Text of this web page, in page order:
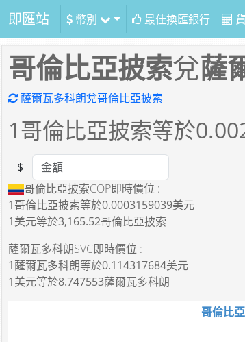
即匯站 幣別 最佳換匯銀行
哥倫比亞披索兌薩
薩爾瓦多科朗兌哥倫比亞披索
1哥倫比亞披索等於
Amount
$
哥倫比亞披索COP即時價位 :
1哥倫比亞披索等於0.0003159039美元
1美元等於3,165.52哥倫比亞披索
薩爾瓦多科朗SVC即時價位 :
1薩爾瓦多科朗等於0.114317684美元
1美元等於8.747553薩爾瓦多科朗
哥倫比